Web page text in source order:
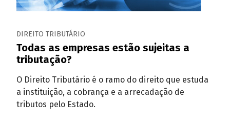
DIREITO TRIBUTÁRIO
Todas as empresas estão sujeitas a
tributação?
O Direito Tributário é o ramo do direito que estuda
a instituição, a cobrança e a arrecadação de
tributos pelo Estado.